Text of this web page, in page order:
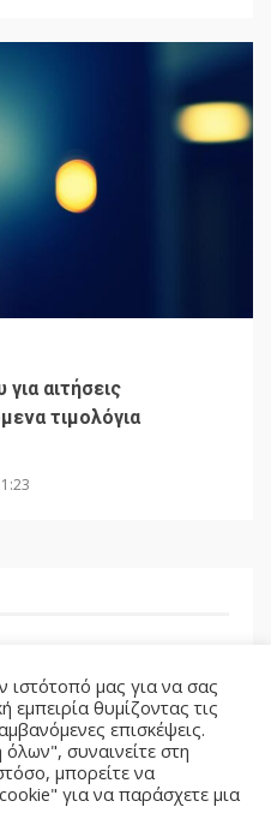
αιτήσεις
τιμολόγια
ιστότοπό μας για να σας
εμπειρία θυμίζοντας τις
επισκέψεις.
συναινείτε στη
μπορείτε να
για να παράσχετε μια